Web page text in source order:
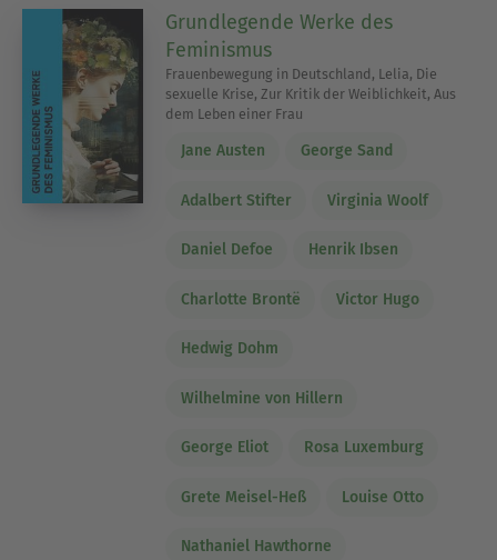
Grundlegende Werke des
Feminismus
Frauenbewegung in Deutschland, Lelia, Die
sexuelle Krise, Zur Kritik der Weiblichkeit, Aus
dem Leben einer Frau
Jane Austen George Sand
Adalbert Stifter Virginia Woolf
Daniel Defoe Henrik Ibsen
Charlotte Brontë Victor Hugo
Hedwig Dohm
Wilhelmine von Hillern
George Eliot Rosa Luxemburg
Grete Meisel-Heß Louise Otto
Nathaniel Hawthorne